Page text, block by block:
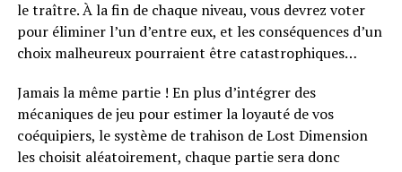
le traître. À la fin de chaque niveau, vous devrez voter
pour éliminer l’un d’entre eux, et les conséquences d’un
choix malheureux pourraient être catastrophiques…
Jamais la même partie ! En plus d’intégrer des
mécaniques de jeu pour estimer la loyauté de vos
coéquipiers, le système de trahison de Lost Dimension
les choisit aléatoirement, chaque partie sera donc